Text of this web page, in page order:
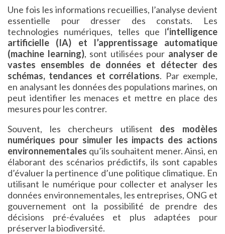
Une fois les informations recueillies, l’analyse devient
essentielle pour dresser des constats. Les
technologies numériques, telles que l‘intelligence
artificielle (IA) et l’apprentissage automatique
(machine learning), sont utilisées pour analyser de
vastes ensembles de données et détecter des
schémas, tendances et corrélations. Par exemple,
en analysant les données des populations marines, on
peut identifier les menaces et mettre en place des
mesures pour les contrer.
Souvent, les chercheurs utilisent des modèles
numériques pour simuler les impacts des actions
environnementales qu’ils souhaitent mener. Ainsi, en
élaborant des scénarios prédictifs, ils sont capables
d’évaluer la pertinence d’une politique climatique. En
utilisant le numérique pour collecter et analyser les
données environnementales, les entreprises, ONG et
gouvernement ont la possibilité de prendre des
décisions pré-évaluées et plus adaptées pour
préserver la biodiversité.